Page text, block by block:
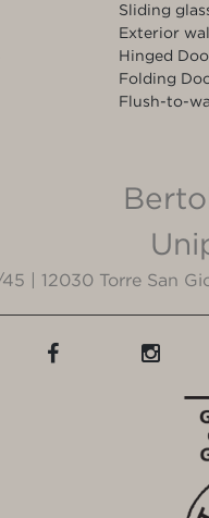
Sliding
Exterior
Hinged
Folding
Flush-to-
| 12030 Torre San